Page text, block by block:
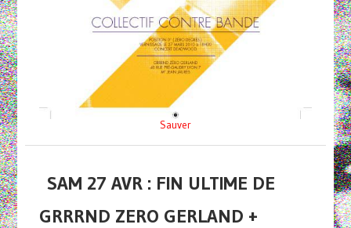
Sauver
SAM 27 AVR : FIN ULTIME DE
GRRRND ZERO GERLAND +